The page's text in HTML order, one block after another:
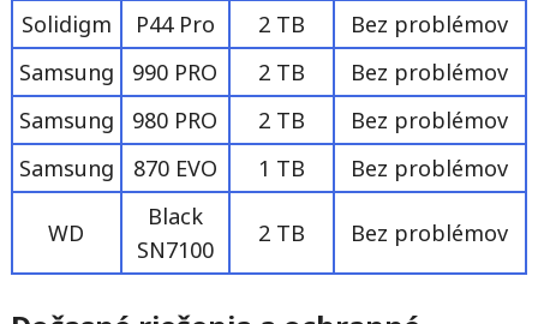
Solidigm
P44 Pro 2 TB
Bez problémov
Samsung
990 PRO 2 TB
Bez problémov
Samsung
980 PRO 2 TB
Bez problémov
Samsung
870 EVO 1 TB Bez problémov
WD
Black
SN7100
2 TB Bez problémov